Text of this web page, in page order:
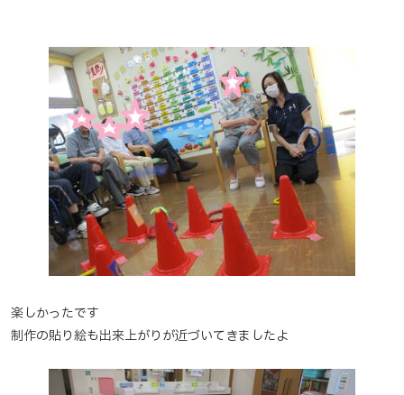
楽しかったです
制作の貼り絵も出来上がりが近づいてきましたよ